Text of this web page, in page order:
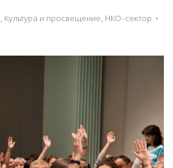
, Культура и просвещение, НКО-сектор ·